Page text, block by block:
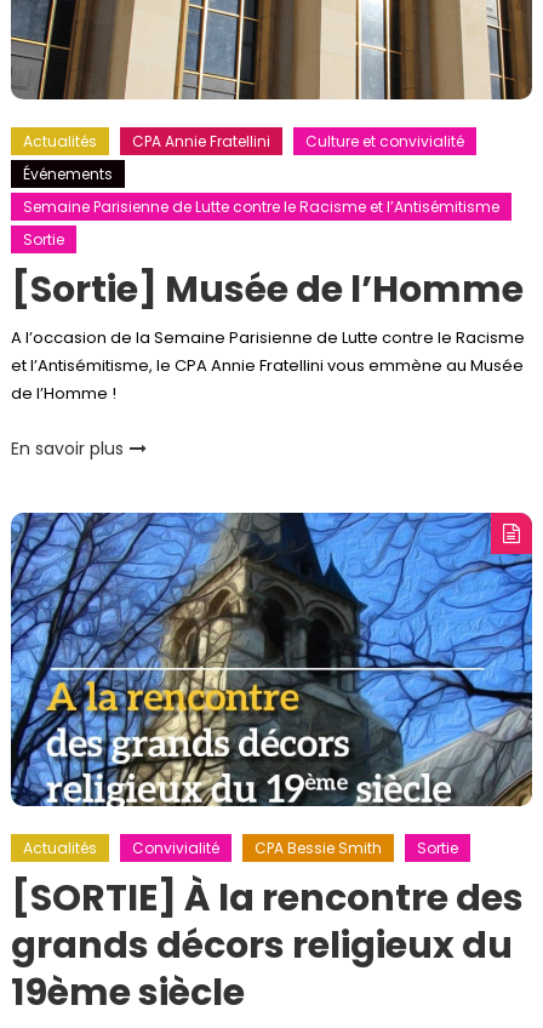
Actualités CPA Annie Fratellini
Culture et convivialité
Événements
Semaine Parisienne de Lutte contre le Racisme et l’Antisémitisme
Sortie
[Sortie] Musée de l’Homme
A l’occasion de la Semaine Parisienne de Lutte contre le Racisme
et l’Antisémitisme, le CPA Annie Fratellini vous emmène au Musée
de l’Homme !
En savoir plus
Actualités Convivialité CPA Bessie Smith Sortie
[SORTIE] À la rencontre des
grands décors religieux du
19ème siècle